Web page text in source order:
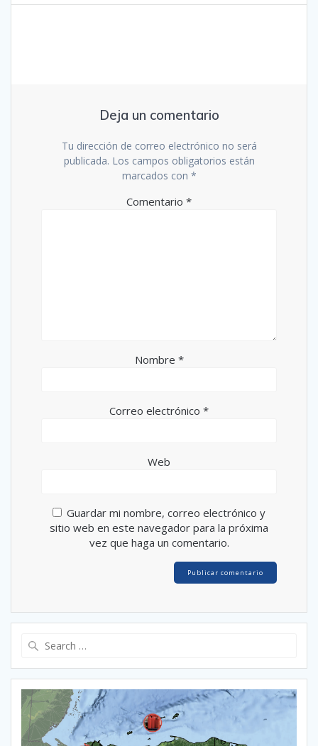
Deja un comentario
Tu dirección de correo electrónico no será
publicada. Los campos obligatorios están
marcados con *
Comentario *
Nombre *
Correo electrónico *
Web
Guardar mi nombre, correo electrónico y
sitio web en este navegador para la próxima
vez que haga un comentario.